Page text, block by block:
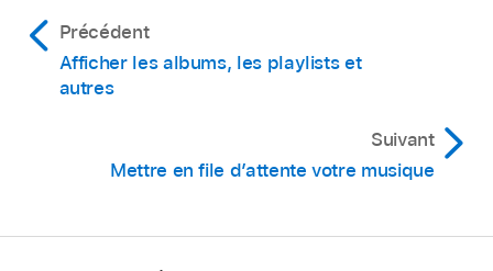
Précédent
Afficher les albums, les playlists et
autres
Suivant
Mettre en file d’attente votre musique